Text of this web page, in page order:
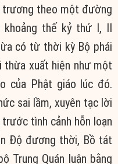
trương theo một đường
khoảng thế kỷ thứ I, II
có từ thời kỳ Bộ phái
thừa xuất hiện như một
của Phật giáo lúc đó.
sai lầm, xuyên tạc lời
tình cảnh hỗn loạn
Độ đương thời, Bồ tát
Trung Quán luận bằng